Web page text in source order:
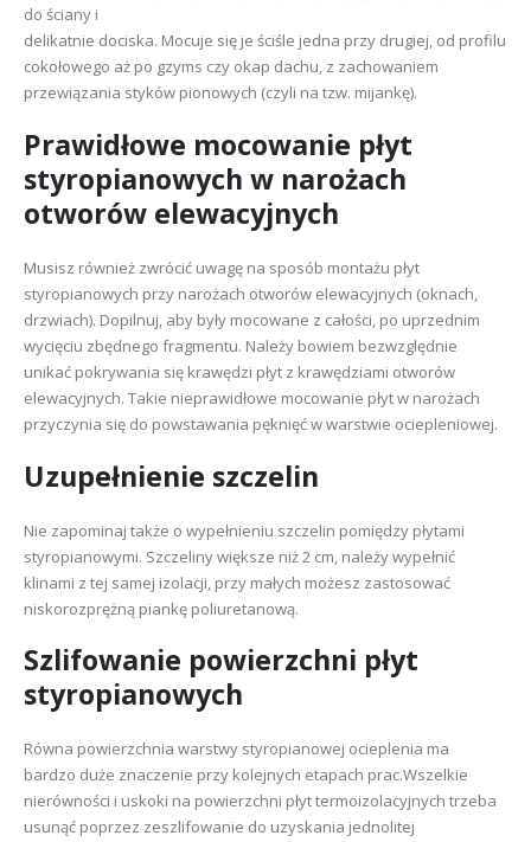
do ściany i
delikatnie dociska. Mocuje się je ściśle jedna przy drugiej, od profilu
cokołowego aż po gzyms czy okap dachu, z zachowaniem
przewiązania styków pionowych (czyli na tzw. mijankę).
Prawidłowe mocowanie płyt
styropianowych w narożach
otworów elewacyjnych
Musisz również zwrócić uwagę na sposób montażu płyt
styropianowych przy narożach otworów elewacyjnych (oknach,
drzwiach). Dopilnuj, aby były mocowane z całości, po uprzednim
wycięciu zbędnego fragmentu. Należy bowiem bezwzględnie
unikać pokrywania się krawędzi płyt z krawędziami otworów
elewacyjnych. Takie nieprawidłowe mocowanie płyt w narożach
przyczynia się do powstawania pęknięć w warstwie ociepleniowej.
Uzupełnienie szczelin
Nie zapominaj także o wypełnieniu szczelin pomiędzy płytami
styropianowymi. Szczeliny większe niż 2 cm, należy wypełnić
klinami z tej samej izolacji, przy małych możesz zastosować
niskorozprężną piankę poliuretanową.
Szlifowanie powierzchni płyt
styropianowych
Równa powierzchnia warstwy styropianowej ocieplenia ma
bardzo duże znaczenie przy kolejnych etapach prac.Wszelkie
nierówności i uskoki na powierzchni płyt termoizolacyjnych trzeba
usunąć poprzez zeszlifowanie do uzyskania jednolitej